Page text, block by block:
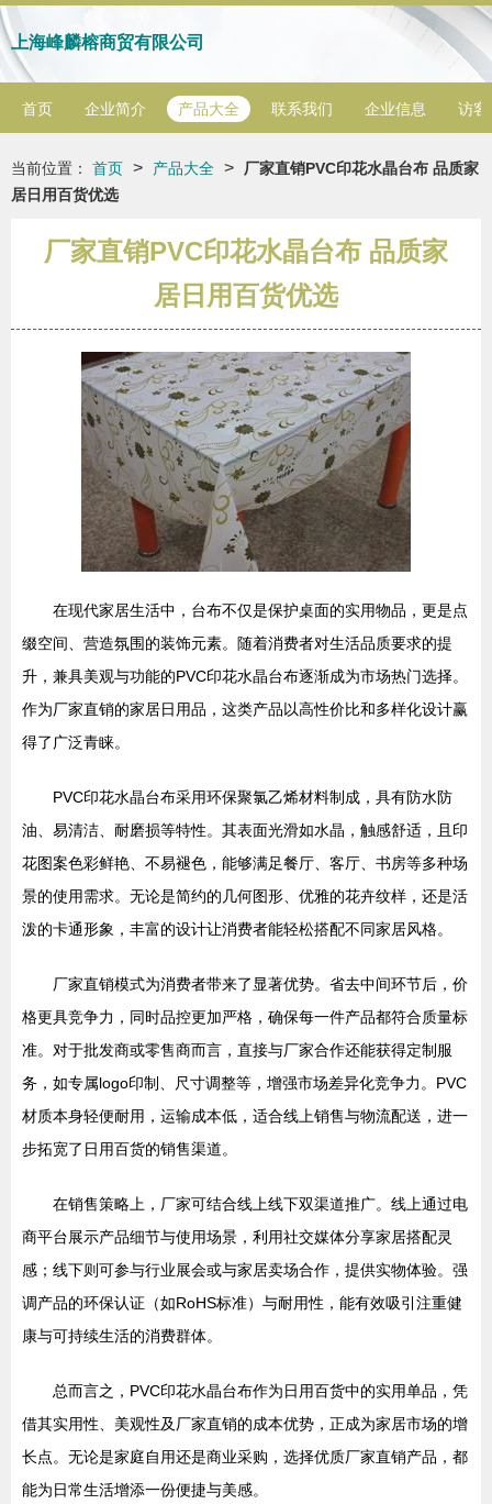
上海峰麟榕商贸有限公司
首页 企业简介 产品大全 联系我们 企业信息 访客
当前位置： 首页 > 产品大全 >
厂家直销PVC印花水晶台布 品质家
居日用百货优选
厂家直销PVC印花水晶台布 品质家
居日用百货优选
在现代家居生活中，台布不仅是保护桌面的实用物品，更是点
缀空间、营造氛围的装饰元素。随着消费者对生活品质要求的提
升，兼具美观与功能的PVC印花水晶台布逐渐成为市场热门选择。
作为厂家直销的家居日用品，这类产品以高性价比和多样化设计赢
得了广泛青睐。
PVC印花水晶台布采用环保聚氯乙烯材料制成，具有防水防
油、易清洁、耐磨损等特性。其表面光滑如水晶，触感舒适，且印
花图案色彩鲜艳、不易褪色，能够满足餐厅、客厅、书房等多种场
景的使用需求。无论是简约的几何图形、优雅的花卉纹样，还是活
泼的卡通形象，丰富的设计让消费者能轻松搭配不同家居风格。
厂家直销模式为消费者带来了显著优势。省去中间环节后，价
格更具竞争力，同时品控更加严格，确保每一件产品都符合质量标
准。对于批发商或零售商而言，直接与厂家合作还能获得定制服
务，如专属logo印制、尺寸调整等，增强市场差异化竞争力。PVC
材质本身轻便耐用，运输成本低，适合线上销售与物流配送，进一
步拓宽了日用百货的销售渠道。
在销售策略上，厂家可结合线上线下双渠道推广。线上通过电
商平台展示产品细节与使用场景，利用社交媒体分享家居搭配灵
感；线下则可参与行业展会或与家居卖场合作，提供实物体验。强
调产品的环保认证（如RoHS标准）与耐用性，能有效吸引注重健
康与可持续生活的消费群体。
总而言之，PVC印花水晶台布作为日用百货中的实用单品，凭
借其实用性、美观性及厂家直销的成本优势，正成为家居市场的增
长点。无论是家庭自用还是商业采购，选择优质厂家直销产品，都
能为日常生活增添一份便捷与美感。